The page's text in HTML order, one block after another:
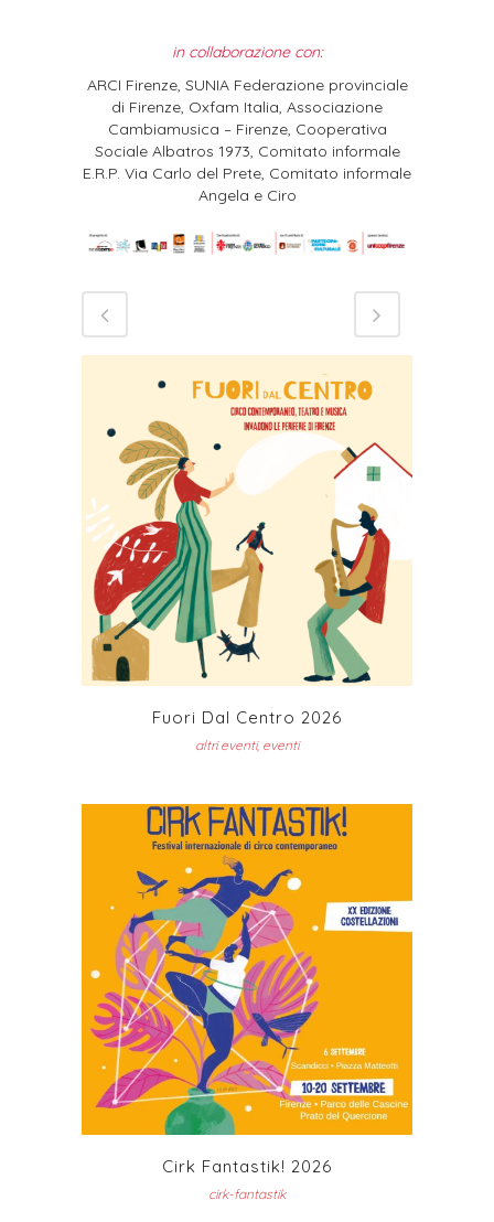
in collaborazione con:
ARCI Firenze, SUNIA Federazione provinciale
di Firenze, Oxfam Italia, Associazione
Cambiamusica – Firenze, Cooperativa
Sociale Albatros 1973, Comitato informale
E.R.P. Via Carlo del Prete, Comitato informale
Angela e Ciro
Fuori Dal Centro 2026
altri eventi, eventi
Cirk Fantastik! 2026
cirk-fantastik